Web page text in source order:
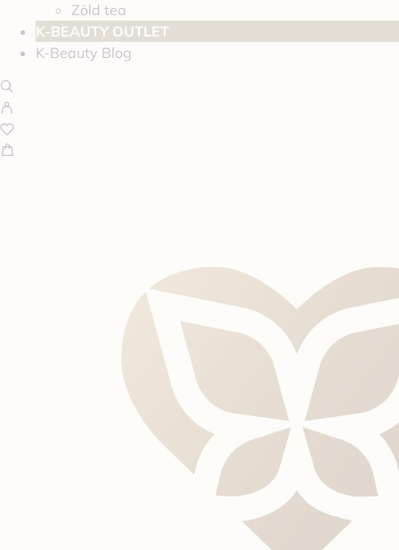
Zöld tea
K-BEAUTY OUTLET
K-Beauty Blog